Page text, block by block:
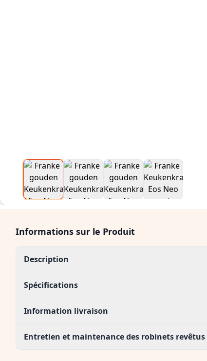
Informations sur le Produit
Description
Spécifications
Information livraison
Entretien et maintenance des robinets revêtus